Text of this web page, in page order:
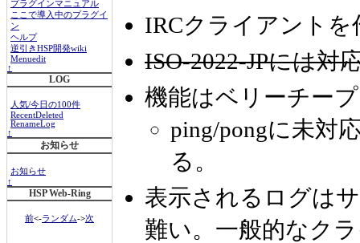
プラグインマニュアル
ここで導入中のプラグイ
ン
ヘルプ
逆引きHSP開発wiki
Menuedit
↑
LOG
人気/今日の100件
RecentDeleted
RenameLog
↑
お知らせ
お知らせ
↑
HSP Web-Ring
前<-ランダム->次
IRCクライアント
ISO-2022-JPには対
機能はベリーチー
ping/pongに未対
る。
表示されるログは
難い。一般的なク